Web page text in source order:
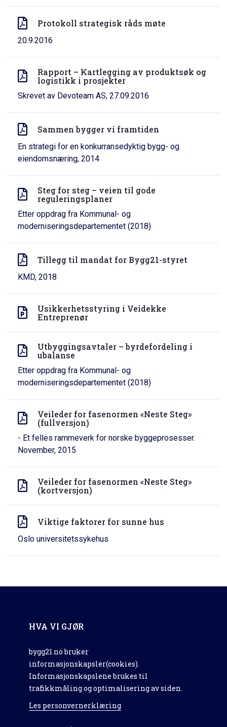
Protokoll strategisk råds møte
20.9.2016
Rapport – Kartlegging av produktsøk og
logistikk i prosjekter
Skrevet av Devoteam AS, 27.09.2016
Sammen bygger vi framtiden
En strategi for en konkurransedyktig bygg- og
eiendomsnæring, 2014
Steg for steg – veien til gode
reguleringsplaner
Etter oppdrag fra Kommunal- og
moderniseringsdepartementet (2018)
Tillegg til mandat for Bygg21-styret
KMD, 2018
Usikkerhetsstyring i Veidekke
Entreprenør
Utbyggingsavtaler – byrdefordeling i
ubalanse
Etter oppdrag fra Kommunal- og
moderniseringsdepartementet (2018)
Veileder for fasenormen «Neste Steg»
(fullversjon)
- Et felles rammeverk for norske byggeprosesser.
November, 2015
Veileder for fasenormen «Neste Steg»
(kortversjon)
Viktige faktorer for sunne hus
Oslo universitetssykehus
HVA VI GJØR
bygg21.no bruker
informasjonskapsler(cookies).
Informasjonskapslene brukes til
trafikkmåling og optimalisering av siden.
Les personvernerklæring